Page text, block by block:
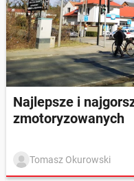
Najlepsze i
zmotoryzowanych
Tomasz Okurowski